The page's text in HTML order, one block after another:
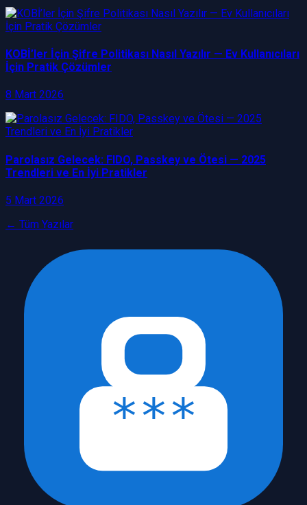
KOBİ’ler İçin Şifre Politikası Nasıl Yazılır — Ev Kullanıcıları
İçin Pratik Çözümler
8 Mart 2026
Parolasız Gelecek: FIDO, Passkey ve Ötesi — 2025
Trendleri ve En İyi Pratikler
5 Mart 2026
← Tüm Yazılar